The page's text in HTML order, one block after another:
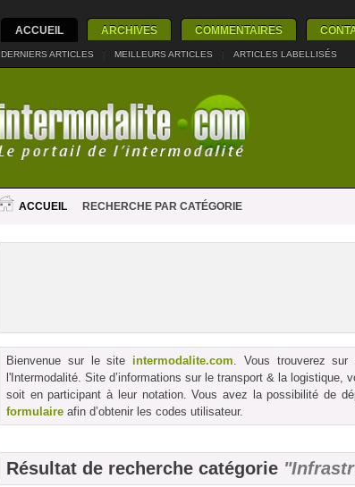
ACCUEIL ARCHIVES COMMENTAIRES
DERNIERS ARTICLES | MEILLEURS ARTICLES | ARTICLES LABELLISÉS
ACCUEIL RECHERCHE PAR CATÉGORIE
Bienvenue sur le site intermodalite.com. Vous trouverez sur
l'Intermodalité. Site d’informations sur le transport & la
soit en participant à leur notation. Vous avez la possibilité de
formulaire afin d’obtenir les codes utilisateur.
Résultat de recherche catégorie